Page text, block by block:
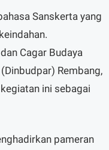
Sanskerta yang
Cagar Budaya
Rembang,
ini sebagai
pameran